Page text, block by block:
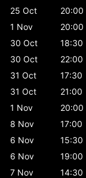
25 Oct
20:00
1 Nov
20:00
30 Oct
18:30
30 Oct
22:00
31 Oct
17:30
31 Oct
21:00
1 Nov
20:00
8 Nov
17:00
6 Nov
15:30
6 Nov
19:00
7 Nov
14:30